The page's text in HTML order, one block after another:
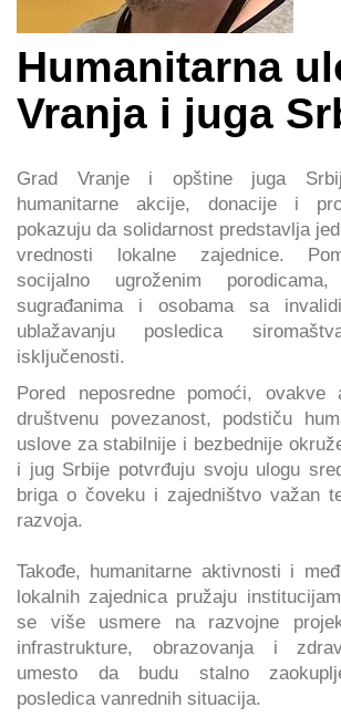
Humanitarna
Vranja i juga
Grad Vranje i opštine juga
humanitarne akcije, donacije i
pokazuju da solidarnost predstavlja
vrednosti lokalne zajednice.
socijalno ugroženim
sugrađanima i osobama sa
ublažavanju posledica
isključenosti.
Pored neposredne pomoći, ovakve
društvenu povezanost, podstiču
uslove za stabilnije i bezbednije
i jug Srbije potvrđuju svoju ulogu
briga o čoveku i zajedništvo važan
razvoja.
Takođe, humanitarne aktivnosti i
lokalnih zajednica pružaju
se više usmere na razvojne
infrastrukture, obrazovanja i
umesto da budu stalno
posledica vanrednih situacija.